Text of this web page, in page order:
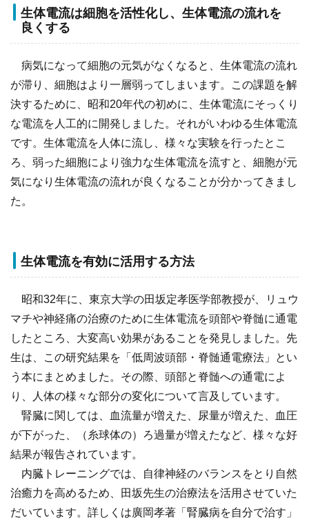
生体電流は細胞を活性化し、生体電流の流れを
良くする
病気になって細胞の元気がなくなると、生体電流の流れ
が滞り、細胞はより一層弱ってしまいます。この課題を解
決するために、昭和20年代の初めに、生体電流にそっくり
な電流を人工的に開発しました。それがいわゆる生体電流
です。生体電流を人体に流し、様々な実験を行ったとこ
ろ、弱った細胞により強力な生体電流を流すと、細胞が元
気になり生体電流の流れが良くなることが分かってきまし
た。
生体電流を有効に活用する方法
昭和32年に、東京大学の田坂定孝医学部教授が、リュウ
マチや神経痛の治療のために生体電流を頭部や脊髄に通電
したところ、大変高い効果があることを発見しました。先
生は、この研究結果を「低周波頭部・脊髄通電療法」とい
う本にまとめました。その際、頭部と脊髄への通電によ
り、人体の様々な部分の変化について言及しています。
腎臓に関しては、血流量が増えた、尿量が増えた、血圧
が下がった、（糸球体の）ろ過量が増えたなど、様々な好
結果が報告されています。
内臓トレーニングでは、自律神経のバランスをとり自然
治癒力を高めるため、田坂先生の治療法を活用させていた
だいています。詳しくは廣岡孝著「腎臓病を自分で治す」